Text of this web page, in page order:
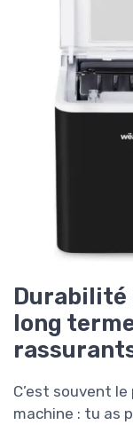
Durabilité
long
C’est souvent
machine : tu as